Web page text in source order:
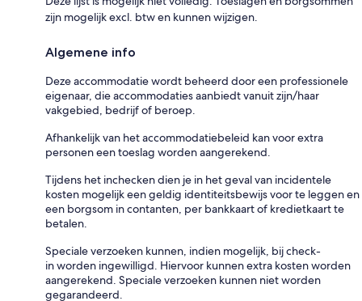
zijn mogelijk excl. btw en kunnen wijzigen.
Algemene info
Deze accommodatie wordt beheerd door een professionele
eigenaar, die accommodaties aanbiedt vanuit zijn/haar
vakgebied, bedrijf of beroep.
Afhankelijk van het accommodatiebeleid kan voor extra
personen een toeslag worden aangerekend.
Tijdens het inchecken dien je in het geval van incidentele
kosten mogelijk een geldig identiteitsbewijs voor te leggen en
een borgsom in contanten, per bankkaart of kredietkaart te
betalen.
Speciale verzoeken kunnen, indien mogelijk, bij check-
in worden ingewilligd. Hiervoor kunnen extra kosten worden
aangerekend. Speciale verzoeken kunnen niet worden
gegarandeerd.